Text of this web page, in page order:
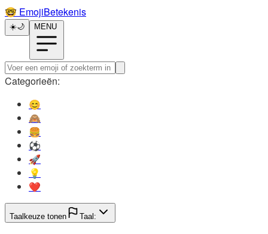
🤓️ EmojiBetekenis
☀️🌙 MENU
Categorieën:
😊️
🙈️
🍔️
⚽️
🚀️
💡️
❤️
Taalkeuze tonen Taal: